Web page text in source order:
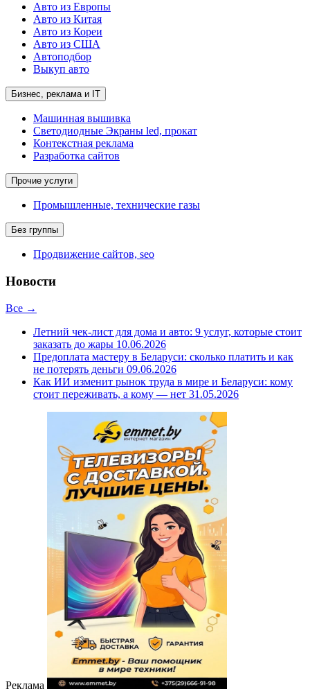
Авто из Европы
Авто из Китая
Авто из Кореи
Авто из США
Автоподбор
Выкуп авто
Бизнес, реклама и IT
Машинная вышивка
Светодиодные Экраны led, прокат
Контекстная реклама
Разработка сайтов
Прочие услуги
Промышленные, технические газы
Без группы
Продвижение сайтов, seo
Новости
Все →
Летний чек-лист для дома и авто: 9 услуг, которые стоит
заказать до жары 10.06.2026
Предоплата мастеру в Беларуси: сколько платить и как
не потерять деньги 09.06.2026
Как ИИ изменит рынок труда в мире и Беларуси: кому
стоит переживать, а кому — нет 31.05.2026
Реклама